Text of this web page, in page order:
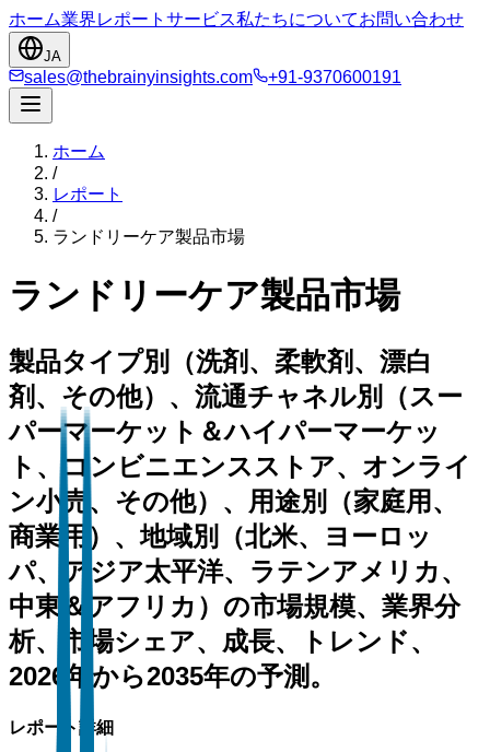
ホーム業界レポート サービス私たちについてお問い合わせ
JA
sales@thebrainyinsights.com +91-9370600191
ホーム
/
レポート
/
ランドリーケア製品市場
ランドリーケア製品市場
製品タイプ別（洗剤、柔軟剤、漂白
剤、その他）、流通チャネル別（スー
パーマーケット＆ハイパーマーケッ
ト、コンビニエンスストア、オンライ
ン小売、その他）、用途別（家庭用、
商業用）、地域別（北米、ヨーロッ
パ、アジア太平洋、ラテンアメリカ、
中東＆アフリカ）の市場規模、業界分
析、市場シェア、成長、トレンド、
2026年から2035年の予測。
レポート詳細